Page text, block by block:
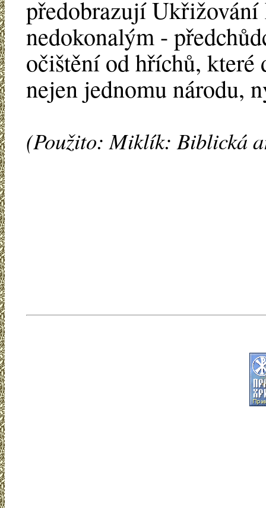
předobrazují
nedokonalým -
očištění od hříchů,
nejen jednomu národu,
(Použito: Miklík: Biblická